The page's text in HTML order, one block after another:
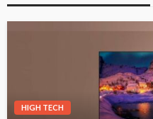
HIGH TECH